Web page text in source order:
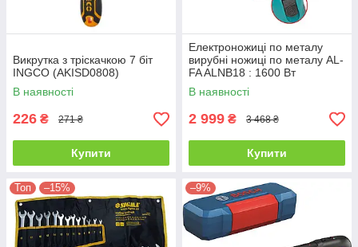
Викрутка з тріскачкою 7 біт
INGCO (AKISD0808)
В наявності
226 ₴ 271 ₴
Купити
Електроножиці по металу
вирубні ножиці по металу AL-
FA ALNB18 : 1600 Вт
В наявності
2 999 ₴ 3 468 ₴
Купити
Топ –15% –9%